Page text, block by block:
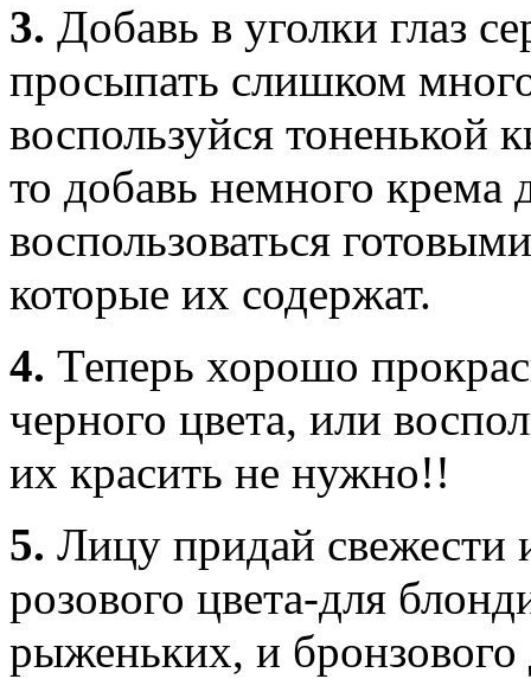
3. Добавь в уголки глаз
просыпать слишком
воспользуйся тоненькой
то добавь немного
воспользоваться
которые их содержат.
4. Теперь хорошо
черного цвета, или
их красить не нужно!!
5. Лицу придай
розового цвета-для
рыженьких, и